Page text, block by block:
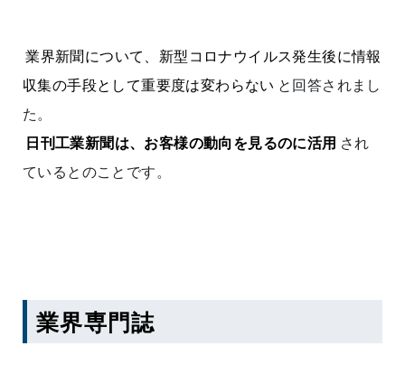
業界新聞について、新型コロナウイルス発生後に情報
収集の手段として重要度は変わらない と回答されまし
た。
日刊工業新聞は、お客様の動向を見るのに活用 され
ているとのことです。
業界専門誌